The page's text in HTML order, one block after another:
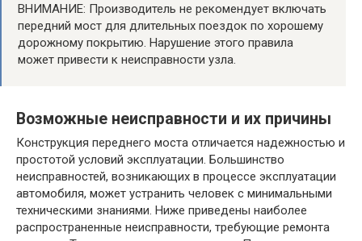
ВНИМАНИЕ: Производитель не рекомендует включать
передний мост для длительных поездок по хорошему
дорожному покрытию. Нарушение этого правила
может привести к неисправности узла.
Возможные неисправности и их причины
Конструкция переднего моста отличается надежностью и
простотой условий эксплуатации. Большинство
неисправностей, возникающих в процессе эксплуатации
автомобиля, может устранить человек с минимальными
техническими знаниями. Ниже приведены наиболее
распространенные неисправности, требующие ремонта